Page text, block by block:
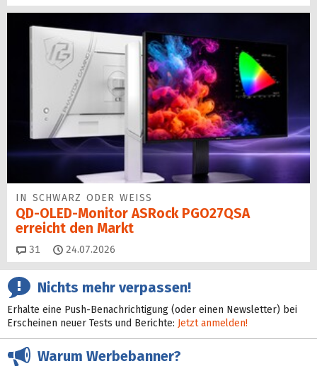
IN SCHWARZ ODER WEISS
QD-OLED-Monitor ASRock PGO27QSA
erreicht den Markt
31 Kommentare
24.07.2026
Nichts mehr verpassen!
Erhalte eine Push-Benachrichtigung (oder einen Newsletter) bei
Erscheinen neuer Tests und Berichte: Jetzt anmelden!
Warum Werbebanner?